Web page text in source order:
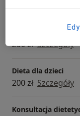
Konsultacja
200 zł Szczegóły
Dieta dla dzieci
200 zł Szczegóły
Konsultacja